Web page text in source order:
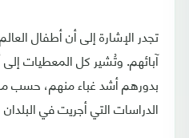
تجدر الإشارة إلى أن أطفال
آبائهم. وتُشير كل المعطيات
بدورهم أشد غباء منهم، حسب
الدراسات التي أجريت في